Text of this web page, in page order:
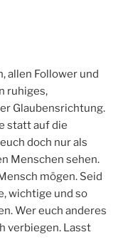
allen Follower und
ruhiges,
Glaubensrichtung.
statt auf die
doch nur als
Menschen sehen.
mögen. Seid
wichtige und so
Wer euch anderes
verbiegen. Lasst